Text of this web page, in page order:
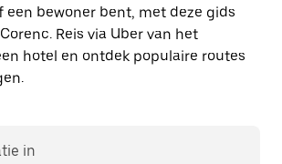
een bewoner bent, met deze gids
Reis via Uber van het
hotel en ontdek populaire routes
in